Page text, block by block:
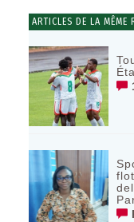
ARTICLES DE LA MÊME